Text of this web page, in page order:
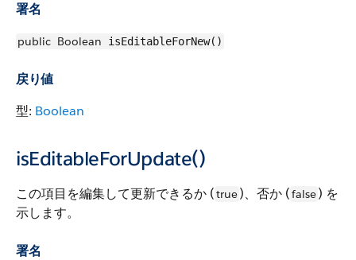
署名
public Boolean isEditableForNew()
戻り値
型: Boolean
isEditableForUpdate()
この項目を編集して更新できるか (true)、否か (false) を
示します。
署名